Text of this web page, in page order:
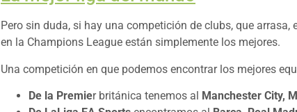
Pero sin duda, si hay una competición de clubs, que arrasa,
en la Champions League están simplemente los mejores.
Una competición en que podemos encontrar los mejores
De la Premier británica tenemos al
Manchester City,